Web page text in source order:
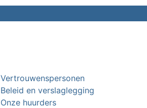
Vertrouwenspersonen
Beleid en verslaglegging
Onze huurders